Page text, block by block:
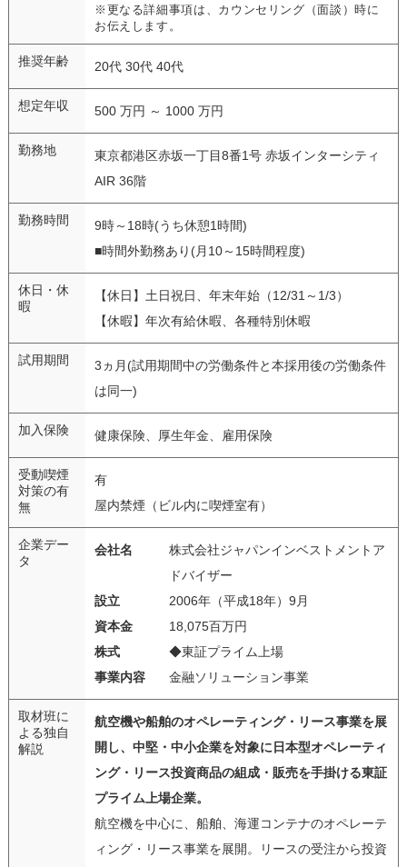
※更なる詳細事項は、カウンセリング（面談）時に
お伝えします。
推奨年齢 20代 30代 40代
想定年収 500 万円 ～ 1000 万円
勤務地
東京都港区赤坂一丁目8番1号 赤坂インターシティ
AIR 36階
勤務時間
9時～18時(うち休憩1時間)
■時間外勤務あり(月10～15時間程度)
休日・休
暇
【休日】土日祝日、年末年始（12/31～1/3）
【休暇】年次有給休暇、各種特別休暇
試用期間
3ヵ月(試用期間中の労働条件と本採用後の労働条件
は同一)
加入保険 健康保険、厚生年金、雇用保険
受動喫煙
対策の有
無
有
屋内禁煙（ビル内に喫煙室有）
企業デー
タ
会社名
株式会社ジャパンインベストメントア
ドバイザー
設立
2006年（平成18年）9月
資本金
18,075百万円
株式
◆東証プライム上場
事業内容
金融ソリューション事業
取材班に
よる独自
解説
航空機や船舶のオペレーティング・リース事業を展
開し、中堅・中小企業を対象に日本型オペレーティ
ング・リース投資商品の組成・販売を手掛ける東証
プライム上場企業。
航空機を中心に、船舶、海運コンテナのオペレーテ
ィング・リース事業を展開。リースの受注から投資